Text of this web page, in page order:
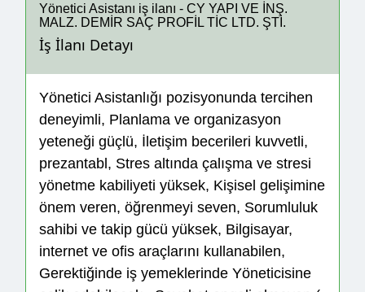
Yönetici Asistanı iş ilanı - CY YAPI VE İNŞ.
MALZ. DEMİR SAÇ PROFİL TİC LTD. ŞTİ.
İş İlanı Detayı
Yönetici Asistanlığı pozisyonunda tercihen
deneyimli, Planlama ve organizasyon
yeteneği güçlü, İletişim becerileri kuvvetli,
prezantabl, Stres altında çalışma ve stresi
yönetme kabiliyeti yüksek, Kişisel gelişimine
önem veren, öğrenmeyi seven, Sorumluluk
sahibi ve takip gücü yüksek, Bilgisayar,
internet ve ofis araçlarını kullanabilen,
Gerektiğinde iş yemeklerinde Yöneticisine